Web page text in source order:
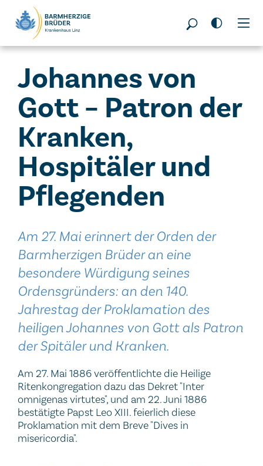
Seitenbereiche:
Johannes von
Gott – Patron der
Kranken,
Hospitäler und
Pflegenden
Am 27. Mai erinnert der Orden der
Barmherzigen Brüder an eine
besondere Würdigung seines
Ordensgründers: an den 140.
Jahrestag der Proklamation des
heiligen Johannes von Gott als Patron
der Spitäler und Kranken.
Am 27. Mai 1886 veröffentlichte die Heilige
Ritenkongregation dazu das Dekret "Inter
omnigenas virtutes", und am 22. Juni 1886
bestätigte Papst Leo XIII. feierlich diese
Proklamation mit dem Breve "Dives in
misericordia".